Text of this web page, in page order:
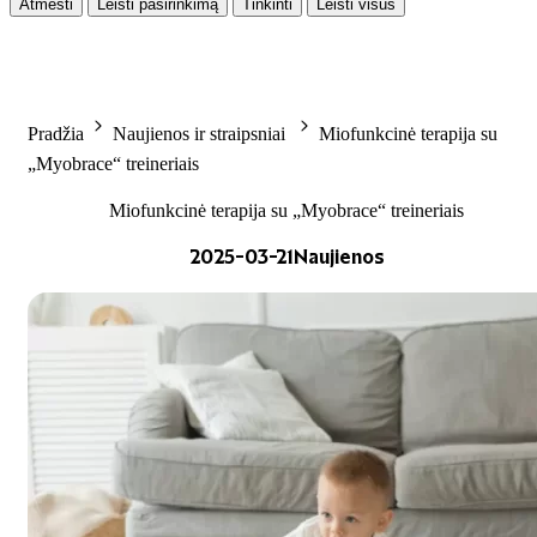
Atmesti Leisti pasirinkimą Tinkinti Leisti visus
Pradžia Naujienos ir straipsniai
Miofunkcinė terapija su
„Myobrace“ treineriais
Miofunkcinė terapija su „Myobrace“ treineriais
2025-03-21Naujienos